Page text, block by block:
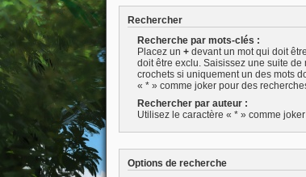
Rechercher
Recherche par mots-clés :
Placez un +devant un mot qui doit
doit être exclu. Saisissez une suite de
crochets si uniquement un des mots
« * » comme joker pour des
Rechercher par auteur :
Utilisez le caractère « * » comme
Options de recherche